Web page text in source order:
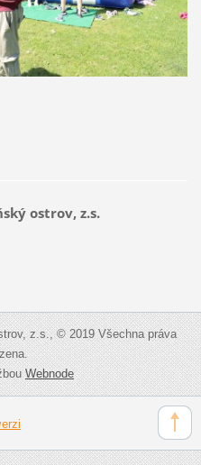
ostrov, z.s.
z.s., © 2019 Všechna práva
Webnode